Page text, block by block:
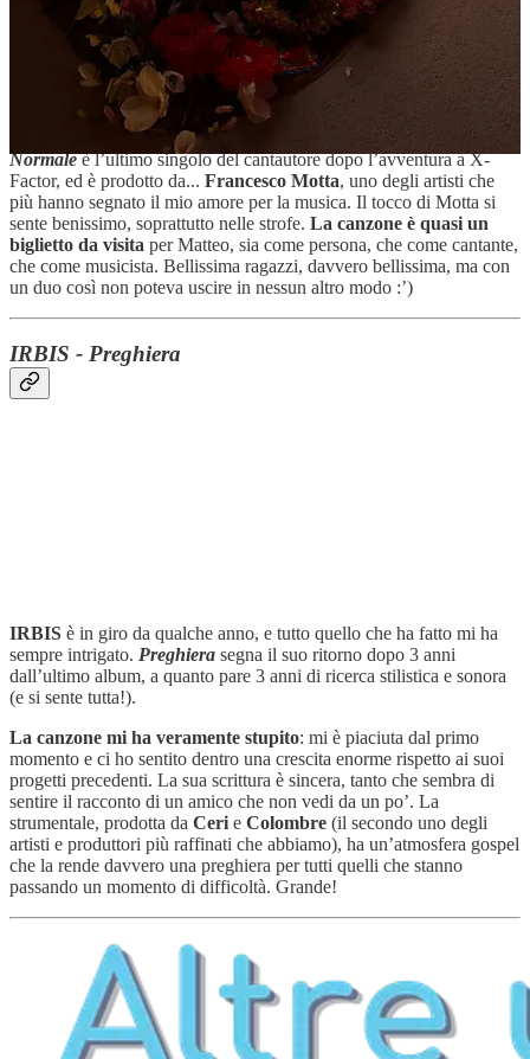
Lo ammetto, prima di vederlo a X-Factor non avevo mai sentito
Matteo Alieno, e me ne vergogno. Quando ho recuperato i suoi due
album su Spotify (2020 e 2022), mi sono reso conto di essere
arrivato in ritardo, troppo:Matteo vede e vive la musica
esattamente come piace a me: concept, testi, musica, attitudine,
stile... tutto. Inutile dire che è una grandissima ispirazione!
Normaleè l’ultimo singolo del cantautore dopo l’avventura a X-
Factor, ed è prodotto da... Francesco Motta, uno degli artisti che
più hanno segnato il mio amore per la musica. Il tocco di Motta si
sente benissimo, soprattutto nelle strofe. La canzone è quasi un
biglietto da visita per Matteo, sia come persona, che come cantante,
che come musicista. Bellissima ragazzi, davvero bellissima, ma con
un duo così non poteva uscire in nessun altro modo :’)
IRBIS - Preghiera
IRBIS è in giro da qualche anno, e tutto quello che ha fatto mi ha
sempre intrigato. Preghiera segna il suo ritorno dopo 3 anni
dall’ultimo album, a quanto pare 3 anni di ricerca stilistica e sonora
(e si sente tutta!).
La canzone mi ha veramente stupito: mi è piaciuta dal primo
momento e ci ho sentito dentro una crescita enorme rispetto ai suoi
progetti precedenti. La sua scrittura è sincera, tanto che sembra di
sentire il racconto di un amico che non vedi da un po’. La
strumentale, prodotta da Ceri e Colombre (il secondo uno degli
artisti e produttori più raffinati che abbiamo), ha un’atmosfera gospel
che la rende davvero una preghiera per tutti quelli che stanno
passando un momento di difficoltà. Grande!